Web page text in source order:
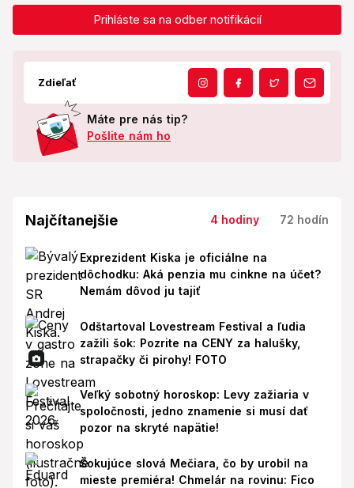
Prihláste sa na odber notifikácií
Zdieľať
Máte pre nás tip?
Pošlite nám ho
Najčítanejšie 4 hodiny 72 hodín
Exprezident Kiska je oficiálne na
dôchodku: Aká penzia mu cinkne na účet?
Nemám dôvod ju tajiť
Odštartoval Lovestream Festival a ľudia
zažili šok: Pozrite na CENY za halušky,
strapačky či pirohy! FOTO
Veľký sobotný horoskop: Levy zažiaria v
spoločnosti, jedno znamenie si musí dať
pozor na skryté napätie!
Šokujúce slová Mečiara, čo by urobil na
mieste premiéra! Chmelár na rovinu: Fico